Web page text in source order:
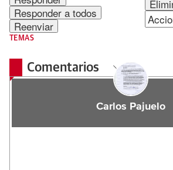
Responder a todos
Reenviar
TEMAS
Comentarios
Carlos Pajuelo